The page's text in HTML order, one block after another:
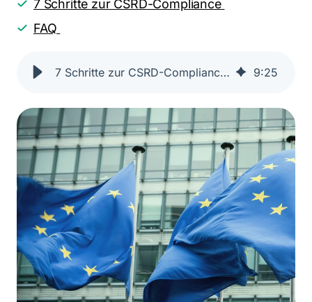
7 Schritte zur CSRD-Compliance
FAQ
7 Schritte zur CSRD-Compliance mit One Click LCA 9:25